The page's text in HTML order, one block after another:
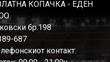
ЗЛАТНА КОПАЧКА - ЕДЕН
бр.198
687
контакт: